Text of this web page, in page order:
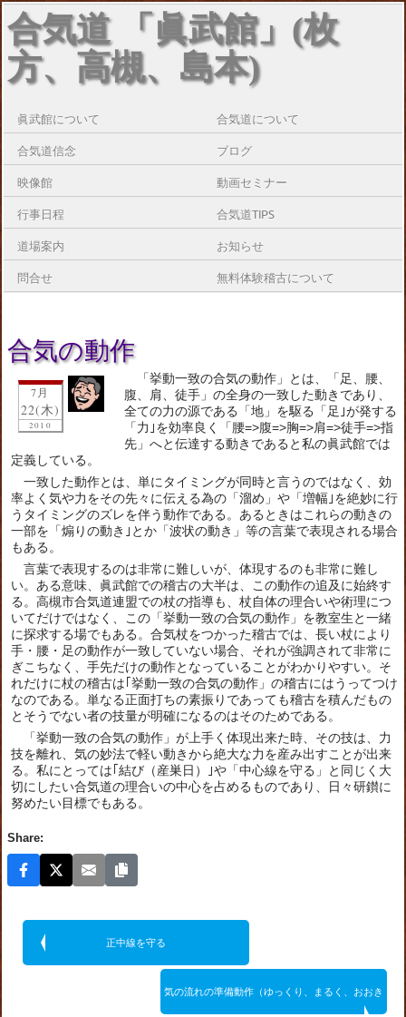
合気道 「眞武館」(枚
方、高槻、島本)
眞武館について 合気道について
合気道信念 ブログ
映像館 動画セミナー
行事日程 合気道TIPS
道場案内 お知らせ
問合せ 無料体験稽古について
合気の動作
7月
22(木)
2010
「挙動一致の合気の動作」とは、「足、腰、
腹、肩、徒手」の全身の一致した動きであり、
全ての力の源である「地」を駆る「足｣が発する
「力｣を効率良く「腰=>腹=>胸=>肩=>徒手=>指
先」へと伝達する動きであると私の眞武館では
定義している。
一致した動作とは、単にタイミングが同時と言うのではなく、効
率よく気や力をその先々に伝える為の「溜め」や「増幅｣を絶妙に行
うタイミングのズレを伴う動作である。あるときはこれらの動きの
一部を「煽りの動き｣とか「波状の動き」等の言葉で表現される場合
もある。
言葉で表現するのは非常に難しいが、体現するのも非常に難し
い。ある意味、眞武館での稽古の大半は、この動作の追及に始終す
る。高槻市合気道連盟での杖の指導も、杖自体の理合いや術理につ
いてだけではなく、この「挙動一致の合気の動作」を教室生と一緒
に探求する場でもある。合気杖をつかった稽古では、長い杖により
手・腰・足の動作が一致していない場合、それが強調されて非常に
ぎこちなく、手先だけの動作となっていることがわかりやすい。そ
れだけに杖の稽古は｢挙動一致の合気の動作」の稽古にはうってつけ
なのである。単なる正面打ちの素振りであっても稽古を積んだもの
とそうでない者の技量が明確になるのはそのためである。
「挙動一致の合気の動作」が上手く体現出来た時、その技は、力
技を離れ、気の妙法で軽い動きから絶大な力を産み出すことが出来
る。私にとっては｢結び（産巣日）｣や「中心線を守る」と同じく大
切にしたい合気道の理合いの中心を占めるものであり、日々研鑚に
努めたい目標でもある。
Share:
正中線を守る
気の流れの準備動作（ゆっくり、まるく、おおき